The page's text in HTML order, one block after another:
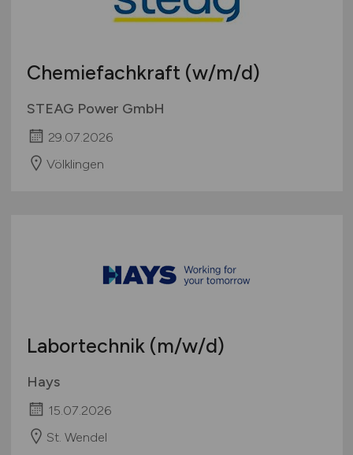
Chemiefachkraft (w/m/d)
STEAG Power GmbH
29.07.2026
Völklingen
Labortechnik (m/w/d)
Hays
15.07.2026
St. Wendel